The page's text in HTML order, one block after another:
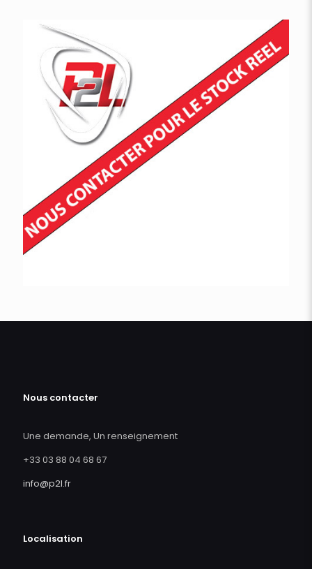
Nous contacter
Une demande, Un renseignement
+33 03 88 04 68 67
info@p2l.fr
Localisation